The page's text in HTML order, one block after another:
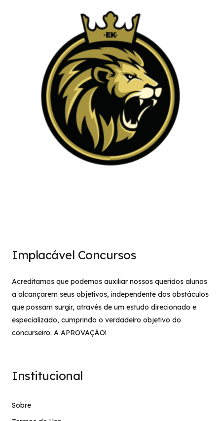
Implacável Concursos
Acreditamos que podemos auxiliar nossos queridos alunos
a alcançarem seus objetivos, independente dos obstáculos
que possam surgir, através de um estudo direcionado e
especializado, cumprindo o verdadeiro objetivo do
concurseiro: A APROVAÇÃO!
Institucional
Sobre